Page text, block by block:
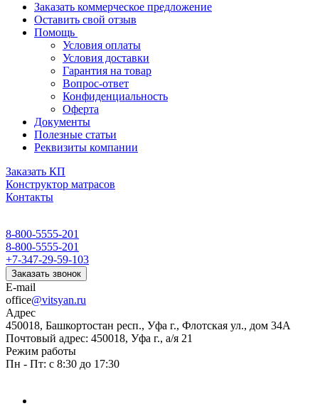
Заказать коммерческое предложение
Оставить свой отзыв
Помощь
Условия оплаты
Условия доставки
Гарантия на товар
Вопрос-ответ
Конфиденциальность
Оферта
Документы
Полезные статьи
Реквизиты компании
Заказать КП
Конструктор матрасов
Контакты
8-800-5555-201
8-800-5555-201
+7-347-29-59-103
Заказать звонок
E-mail
office@vitsyan.ru
Адрес
450018, Башкортостан респ., Уфа г., Флотская ул., дом 34А
Почтовый адрес: 450018, Уфа г., а/я 21
Режим работы
Пн - Пт: с 8:30 до 17:30